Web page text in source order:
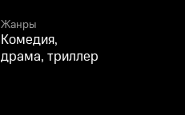
Жанры
Комедия,
драма, триллер